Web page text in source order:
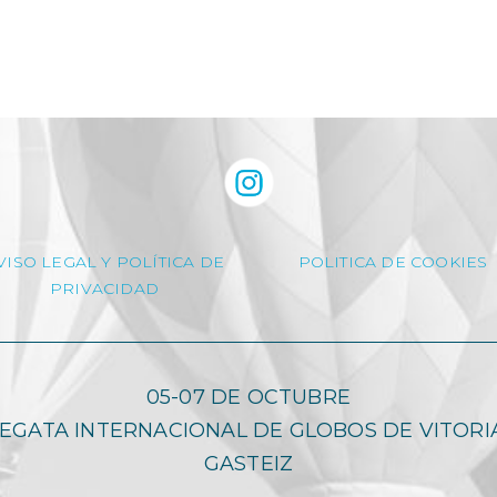
LEGAL Y POLÍTICA DE
PRIVACIDAD
POLITICA DE COOKIES
05-07 DE OCTUBRE
INTERNACIONAL DE GLOBOS DE
GASTEIZ